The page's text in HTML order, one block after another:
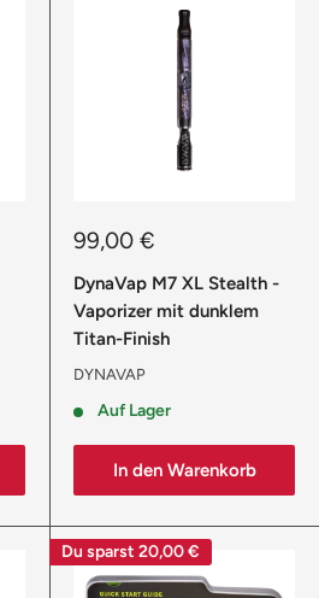
Sonderpreis
99,00 €
DynaVap M7 XL Stealth -
Vaporizer mit dunklem
Titan-Finish
DYNAVAP
Auf Lager
In den Warenkorb
Du sparst 20,00 €